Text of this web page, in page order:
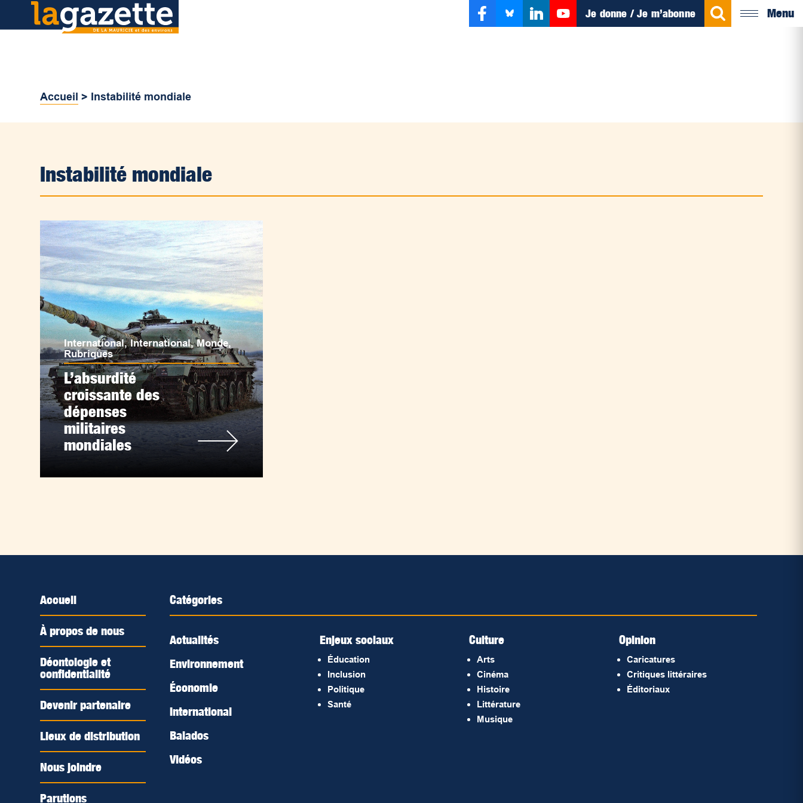
Je donne / Je m’abonne Menu
Accueil > Instabilité mondiale
Instabilité mondiale
International,International,Monde,
Rubriques
L’absurdité
croissante des
dépenses
militaires
mondiales
Accueil
À propos de nous
Déontologie et
confidentialité
Devenir partenaire
Lieux de distribution
Nous joindre
Parutions
Catégories
Actualités
Environnement
Économie
International
Balados
Vidéos
Enjeux sociaux
Éducation
Inclusion
Politique
Santé
Culture
Arts
Cinéma
Histoire
Littérature
Musique
Opinion
Caricatures
Critiques littéraires
Éditoriaux